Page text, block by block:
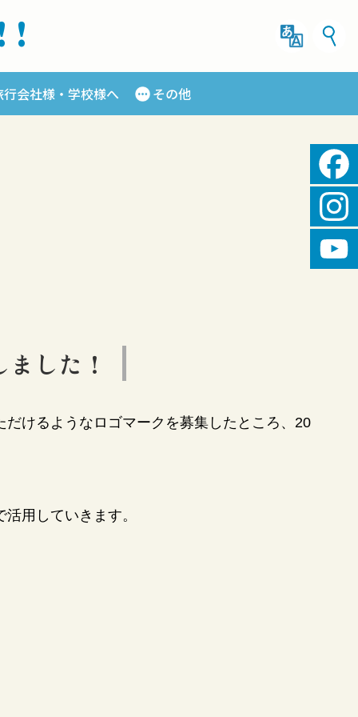
行会社様・学校様へ その他
した！
けるようなロゴマークを募集したところ、20
用していきます。